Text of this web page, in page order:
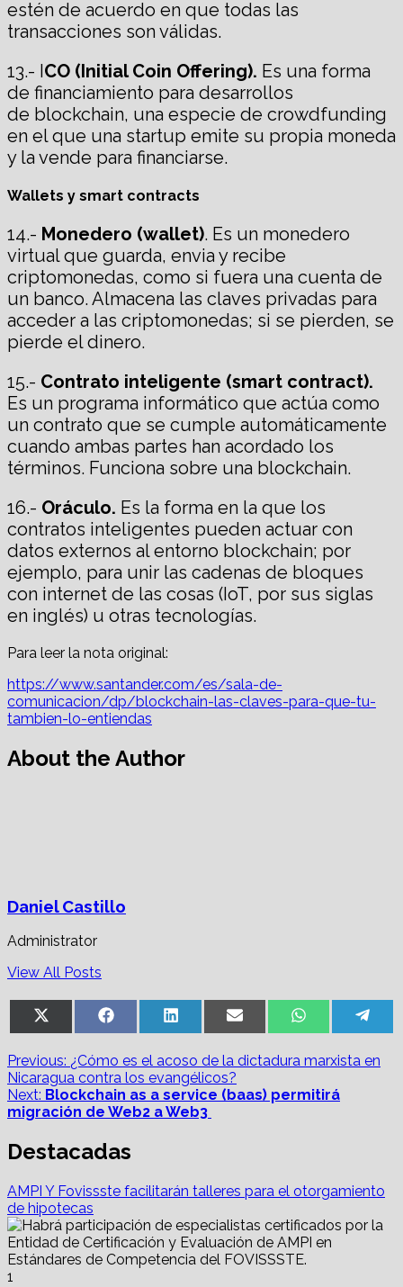
estén de acuerdo en que todas las
transacciones son válidas.
13.- ICO (Initial Coin Offering). Es una forma
de financiamiento para desarrollos
de blockchain, una especie de crowdfunding
en el que una startup emite su propia moneda
y la vende para financiarse.
Wallets y smart contracts
14.- Monedero (wallet). Es un monedero
virtual que guarda, envia y recibe
criptomonedas, como si fuera una cuenta de
un banco. Almacena las claves privadas para
acceder a las criptomonedas; si se pierden, se
pierde el dinero.
15.- Contrato inteligente (smart contract).
Es un programa informático que actúa como
un contrato que se cumple automáticamente
cuando ambas partes han acordado los
términos. Funciona sobre una blockchain.
16.- Oráculo. Es la forma en la que los
contratos inteligentes pueden actuar con
datos externos al entorno blockchain; por
ejemplo, para unir las cadenas de bloques
con internet de las cosas (IoT, por sus siglas
en inglés) u otras tecnologías.
Para leer la nota original:
https://www.santander.com/es/sala-de-
comunicacion/dp/blockchain-las-claves-para-que-tu-
tambien-lo-entiendas
About the Author
Daniel Castillo
Administrator
View All Posts
(Twitter)
Facebook LinkedIn WhatsApp
Post
navigation
Previous: ¿Cómo es el acoso de la dictadura marxista en
Nicaragua contra los evangélicos?
Next: Blockchain as a service (baas) permitirá
migración de Web2 a Web3
Destacadas
AMPI Y Fovissste facilitarán talleres para el otorgamiento
de hipotecas
1